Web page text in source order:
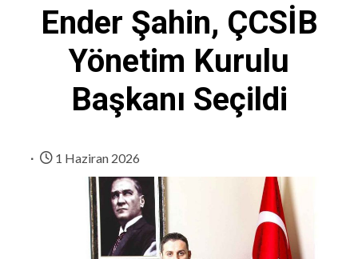
Ender Şahin, ÇCSİB
Yönetim Kurulu
Başkanı Seçildi
1 Haziran 2026